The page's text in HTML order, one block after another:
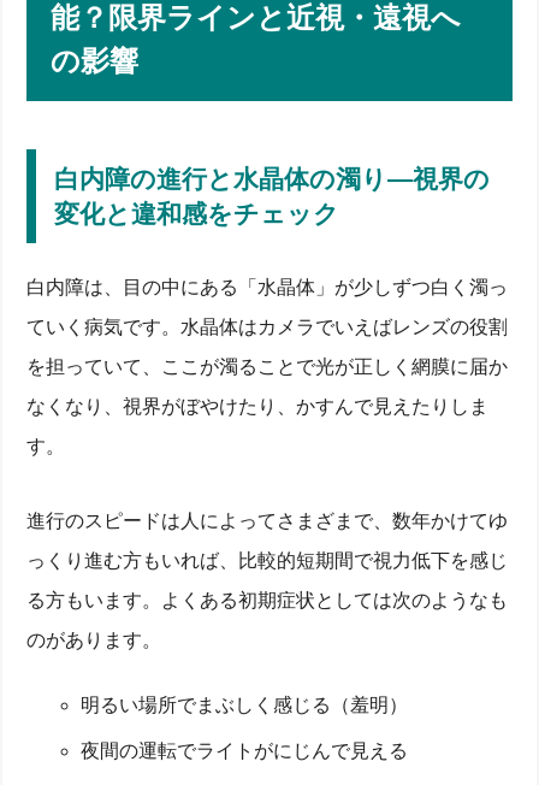
能？限界ラインと近視・遠視へ
の影響
白内障の進行と水晶体の濁り―視界の
変化と違和感をチェック
白内障は、目の中にある「水晶体」が少しずつ白く濁っ
ていく病気です。水晶体はカメラでいえばレンズの役割
を担っていて、ここが濁ることで光が正しく網膜に届か
なくなり、視界がぼやけたり、かすんで見えたりしま
す。
進行のスピードは人によってさまざまで、数年かけてゆ
っくり進む方もいれば、比較的短期間で視力低下を感じ
る方もいます。よくある初期症状としては次のようなも
のがあります。
明るい場所でまぶしく感じる（羞明）
夜間の運転でライトがにじんで見える